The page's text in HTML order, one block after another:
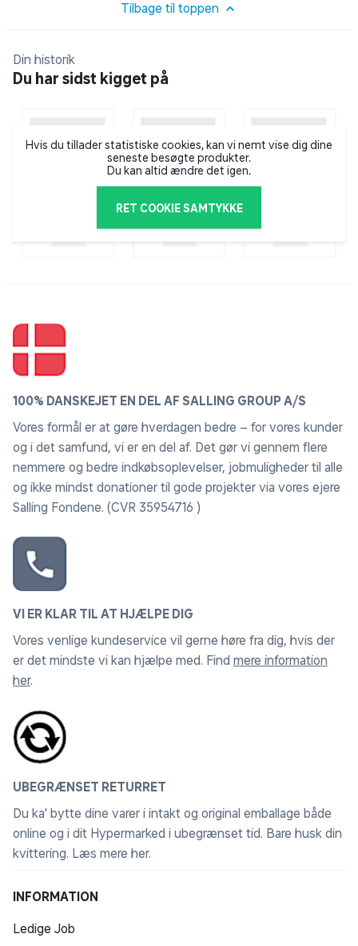
Tilbage til toppen
Din historik
Du har sidst kigget på
Hvis du tillader statistiske cookies, kan vi nemt vise dig dine
seneste besøgte produkter.
Du kan altid ændre det igen.
RET COOKIE SAMTYKKE
100% DANSKEJET EN DEL AF SALLING GROUP A/S
Vores formål er at gøre hverdagen bedre – for vores kunder
og i det samfund, vi er en del af. Det gør vi gennem flere
nemmere og bedre indkøbsoplevelser, jobmuligheder til alle
og ikke mindst donationer til gode projekter via vores ejere
Salling Fondene. (CVR 35954716 )
VI ER KLAR TIL AT HJÆLPE DIG
Vores venlige kundeservice vil gerne høre fra dig, hvis der
er det mindste vi kan hjælpe med. Find mere information
her.
UBEGRÆNSET RETURRET
Du ka' bytte dine varer i intakt og original emballage både
online og i dit Hypermarked i ubegrænset tid. Bare husk din
kvittering. Læs mere her.
INFORMATION
Ledige Job